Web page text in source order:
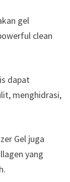
gel
clean
dapat
menghidrasi,
Gel juga
yang